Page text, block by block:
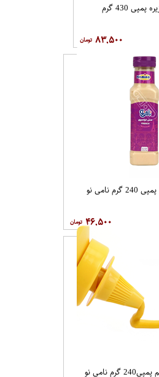
سس هزار جزیره پمپی 430 گرم
۸۳,۵۰۰
نامی نو
۴۶,۵۰۰
نامی نو